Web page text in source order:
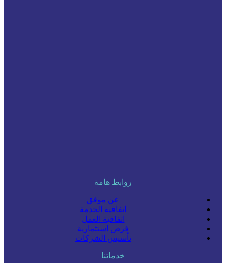
روابط هامة
عن موفق
اتفاقية الخدمة
اتفاقية العمل
فرص استثمارية
تأسيس الشركات
خدماتنا